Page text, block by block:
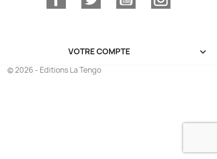
VOTRE COMPTE 
© 2026 - Editions La Tengo